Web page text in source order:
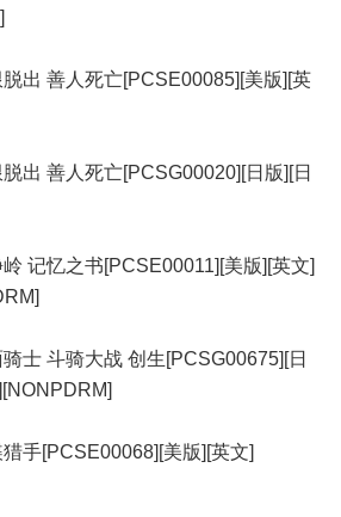
善人死亡[PCSE00085][美版][英
善人死亡[PCSG00020][日版][日
记忆之书[PCSE00011][美版][英文]
斗骑大战 创生[PCSG00675][日
[PCSE00068][美版][英文]